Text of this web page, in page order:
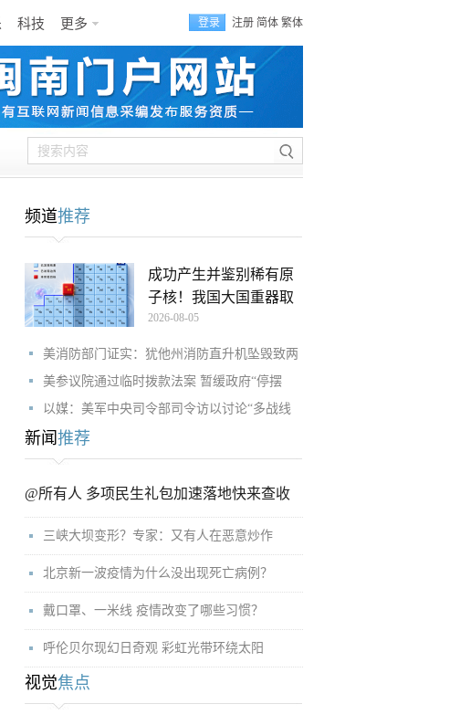
科技 更多 登录 注册 简体 繁体
频道推荐
成功产生并鉴别稀有原
子核！我国大国重器取
2026-08-05
美消防部门证实：犹他州消防直升机坠毁致两
美参议院通过临时拨款法案 暂缓政府“停摆
以媒：美军中央司令部司令访以讨论“多战线
新闻 推荐
@所有人 多项民生礼包加速落地快来查收
三峡大坝变形？专家：又有人在恶意炒作
北京新一波疫情为什么没出现死亡病例？
戴口罩、一米线 疫情改变了哪些习惯？
呼伦贝尔现幻日奇观 彩虹光带环绕太阳
视觉焦点